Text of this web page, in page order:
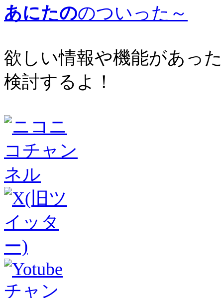
あにたののついった～
欲しい情報や機能があっ
検討するよ！